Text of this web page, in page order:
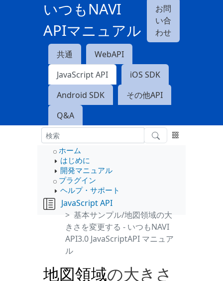
いつもNAVI
APIマニュアル
お問
い合
わせ
共通
WebAPI
JavaScript API
iOS SDK
Android SDK
その他API
Q&A
ホーム
はじめに
開発マニュアル
プラグイン
ヘルプ・サポート
JavaScript API
基本サンプル/地図領域の大
きさを変更する - いつもNAVI
API3.0 JavaScriptAPI マニュア
ル
地図領域の大きさ